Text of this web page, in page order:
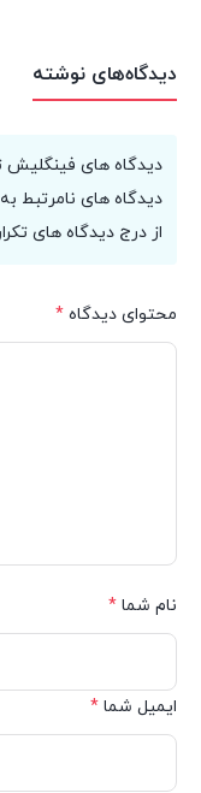
دیدگاه‌های نوشته
دیدگاه های فینگلیش
دیدگاه های نامرتبط
از درج دیدگاه های
محتوای دیدگاه *
نام شما *
ایمیل شما *